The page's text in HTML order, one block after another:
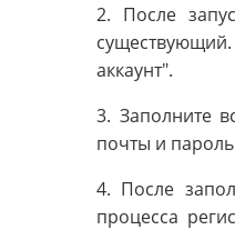
2. После
аккаунт".
3. Заполните
почты и
4. После
процесса